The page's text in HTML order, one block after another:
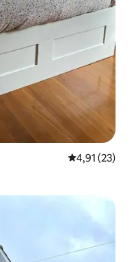
Calificación
4,91 (23)